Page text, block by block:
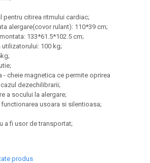
pentru citirea ritmului cardiac;
alergare(covor rulant): 110*39 cm;
133*61.5*102.5 cm;
utilizatorului: 100 kg;
- cheie magnetica ce permite oprirea
dezechilibrarii;
a socului la alergare;
usoara si silentioasa;
a fi usor de transportat;
produs